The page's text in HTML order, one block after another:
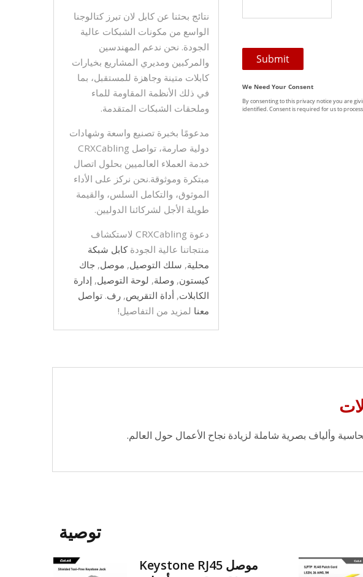
نتائج بحثنا عن كابل لان تبرز كتالوجنا
الواسع من مكونات الشبكات عالية
الجودة. نحن ندعم المهندسين
والمركبين ومديري المشاريع بخيارات
كابلات متينة وجاهزة للمستقبل، بما
في ذلك الأنظمة المقاومة للماء
وملحقات الشبكات المتقدمة.
مدعومًا بخبرة تصنيع واسعة وشهادات
دولية صارمة، تواصل CRXCabling
خدمة العملاء العالميين بحلول اتصال
مبتكرة وموثوقة.نحن نركز على الأداء
الموثوق، والتكامل السلس، والقيمة
طويلة الأجل لشركائنا الدوليين.
دعوة CRXCabling لاستكشاف
منتجاتنا عالية الجودةكابل شبكة
محلية, سلك التوصيل, موصل, جاك
كيستون, وصلة, لوحة التوصيل, إدارة
الكابلات, أداة التقريص, رف. تواصل
معنا لمزيد من التفاصيل!
وألياف بصرية شاملة لزيادة نجاح الأعمال حول العالم.
توصية
موصل Keystone RJ45